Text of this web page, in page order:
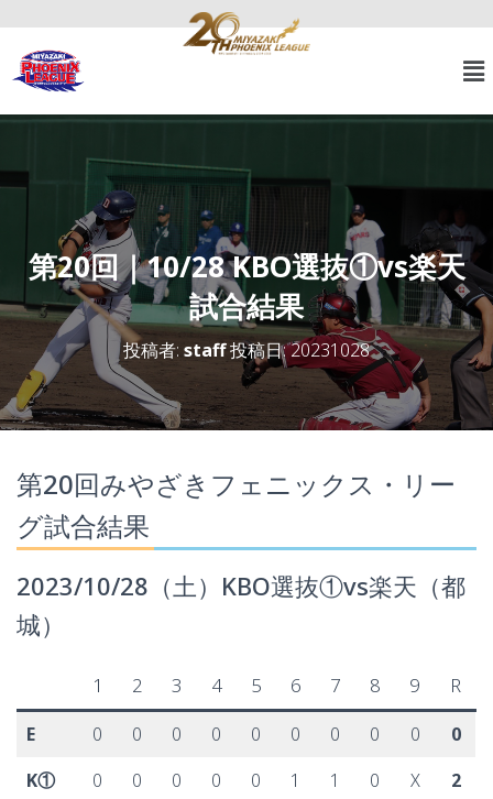
第20回｜10/28 KBO選抜①vs楽天
試合結果
投稿者: staff投稿日:20231028
第20回みやざきフェニックス・リー
グ試合結果
2023/10/28（土）KBO選抜①vs楽天（都
城）
1 2 3 4 5 6 7 8 9 R
E 0 0 0 0 0 0 0 0 0
0
K①
0 0 0 0 0 1 1 0 X
2